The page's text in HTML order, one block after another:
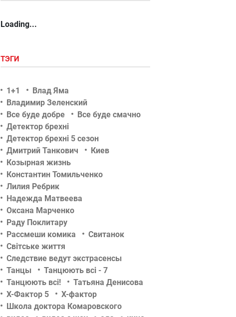
Loading...
ТЭГИ
1+1
Влад Яма
Владимир Зеленский
Все буде добре
Все буде смачно
Детектор брехні
Детектор брехні 5 сезон
Дмитрий Танкович
Киев
Козырная жизнь
Константин Томильченко
Лилия Ребрик
Надежда Матвеева
Оксана Марченко
Раду Поклитару
Рассмеши комика
Свитанок
Світське життя
Следствие ведут экстрасенсы
Танцы
Танцюють всі - 7
Танцюють всі!
Татьяна Денисова
Х-Фактор 5
Х-фактор
Школа доктора Комаровского